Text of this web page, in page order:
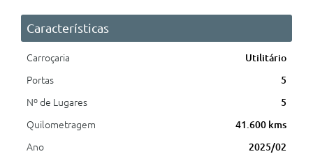
Características
Carroçaria
Utilitário
Portas
5
Nº de Lugares
5
Quilometragem
41.600 kms
Ano
2025/02